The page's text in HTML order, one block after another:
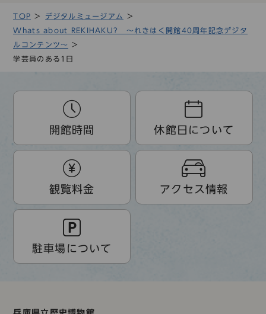
TOP
デジタルミュージアム
Whats about REKIHAKU? 〜れきはく開館40周年記念デジタ
ルコンテンツ〜
学芸員のある1日
開館時間 休館日について
観覧料金 アクセス情報
駐車場について